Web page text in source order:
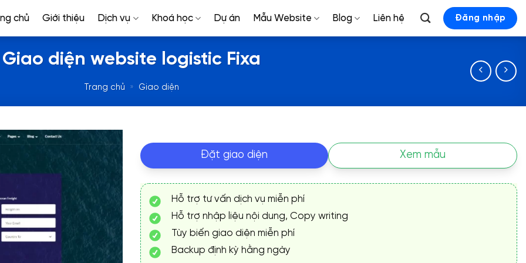
chủ Giới thiệu Dịch vụ Khoá học Dự án Mẫu Website Blog Liên hệ Đăng nhập
Giao diện website logistic Fixa
Trang chủ » Giao diện
Đặt giao diện Xem mẫu
Hỗ trợ tư vấn dịch vụ miễn phí
Hỗ trợ nhập liệu nội dung, Copy writing
Tùy biến giao diện miễn phí
Backup định kỳ hằng ngày